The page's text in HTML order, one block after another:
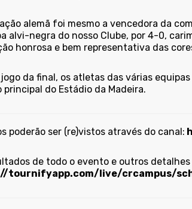
alemã foi mesmo a vencedora da
alvi-negra do nosso Clube, por 4-0,
honrosa e bem representativa das
da final, os atletas das várias
principal do Estádio da Madeira.
poderão ser (re)vistos através do canal:
de todo o evento e outros
tournifyapp.com/live/crcampus/